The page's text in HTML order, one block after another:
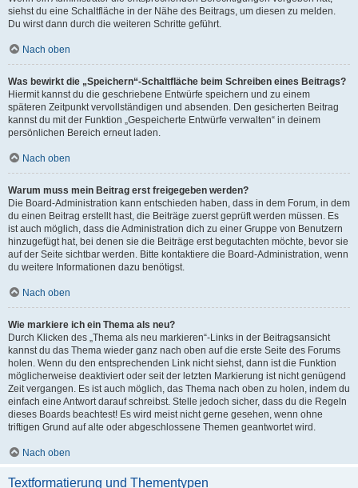
siehst du eine Schaltfläche in der Nähe des Beitrags, um diesen zu melden.
Du wirst dann durch die weiteren Schritte geführt.
Nach oben
Was bewirkt die „Speichern“-Schaltfläche beim Schreiben eines Beitrags?
Hiermit kannst du die geschriebene Entwürfe speichern und zu einem
späteren Zeitpunkt vervollständigen und absenden. Den gesicherten Beitrag
kannst du mit der Funktion „Gespeicherte Entwürfe verwalten“ in deinem
persönlichen Bereich erneut laden.
Nach oben
Warum muss mein Beitrag erst freigegeben werden?
Die Board-Administration kann entschieden haben, dass in dem Forum, in dem
du einen Beitrag erstellt hast, die Beiträge zuerst geprüft werden müssen. Es
ist auch möglich, dass die Administration dich zu einer Gruppe von Benutzern
hinzugefügt hat, bei denen sie die Beiträge erst begutachten möchte, bevor sie
auf der Seite sichtbar werden. Bitte kontaktiere die Board-Administration, wenn
du weitere Informationen dazu benötigst.
Nach oben
Wie markiere ich ein Thema als neu?
Durch Klicken des „Thema als neu markieren“-Links in der Beitragsansicht
kannst du das Thema wieder ganz nach oben auf die erste Seite des Forums
holen. Wenn du den entsprechenden Link nicht siehst, dann ist die Funktion
möglicherweise deaktiviert oder seit der letzten Markierung ist nicht genügend
Zeit vergangen. Es ist auch möglich, das Thema nach oben zu holen, indem du
einfach eine Antwort darauf schreibst. Stelle jedoch sicher, dass du die Regeln
dieses Boards beachtest! Es wird meist nicht gerne gesehen, wenn ohne
triftigen Grund auf alte oder abgeschlossene Themen geantwortet wird.
Nach oben
Textformatierung und Thementypen